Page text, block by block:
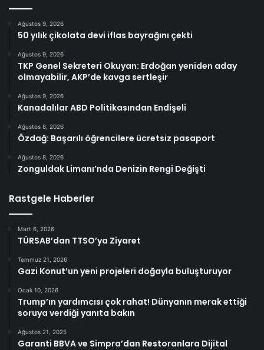
Ağustos 9, 2026
50 yılık çikolata devi iflas bayrağını çekti
Ağustos 9, 2026
TKP Genel Sekreteri Okuyan: Erdoğan yeniden aday
olmayabilir, AKP’de kavga sertleşir
Ağustos 9, 2026
Kanadalılar ABD Politikasından Endişeli
Ağustos 8, 2026
Özdağ: Başarılı öğrencilere ücretsiz pasaport
Ağustos 8, 2026
Zonguldak Limanı’nda Denizin Rengi Değişti
Rastgele Haberler
Mart 6, 2026
TÜRSAB’dan TTSO’ya Ziyaret
Temmuz 21, 2026
Gazi Konut’un yeni projeleri doğayla buluşturuyor
Ocak 10, 2026
Trump’ın yardımcısı çok rahat! Dünyanın merak ettiği
soruya verdiği yanıta bakın
Ağustos 21, 2025
Garanti BBVA ve Simpra’dan Restoranlara Dijital